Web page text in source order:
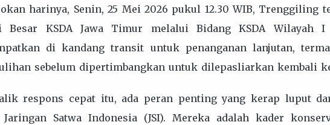
harinya, Senin, 25 Mei 2026 pukul 12.30 WIB, Trenggiling
Besar KSDA Jawa Timur melalui Bidang KSDA Wilayah
di kandang transit untuk penanganan lanjutan,
sebelum dipertimbangkan untuk dilepasliarkan kembali
respons cepat itu, ada peran penting yang kerap luput
Satwa Indonesia (JSI). Mereka adalah kader